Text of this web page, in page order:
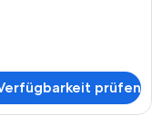
prüfen